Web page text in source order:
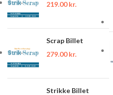
219.00kr.
Scrap Billet
279.00kr.
Strikke Billet